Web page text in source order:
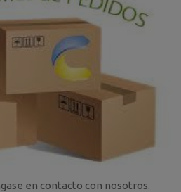
en contacto con nosotros.